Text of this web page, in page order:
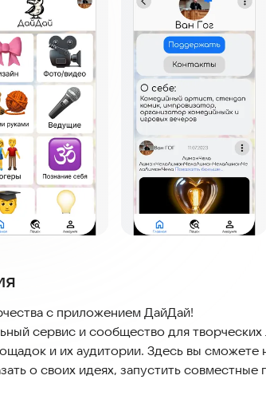
с приложением ДайДай!
сервис и сообщество для творческих
и их аудитории. Здесь вы сможете
о своих идеях, запустить совместные